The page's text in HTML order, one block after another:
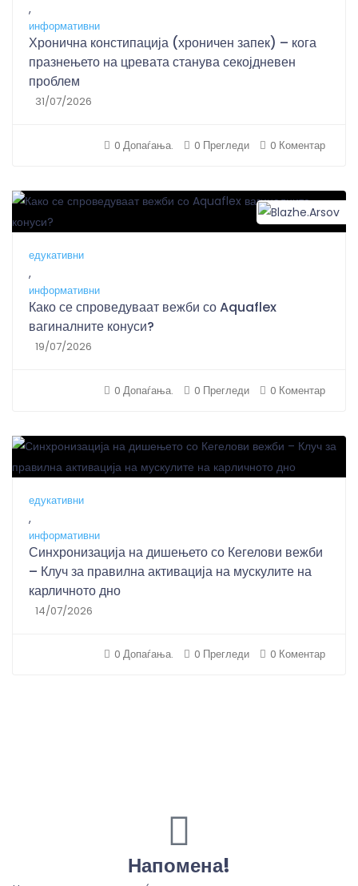
,
информативни
Хронична констипација (хроничен запек) – кога
празнењето на цревата станува секојдневен
проблем
31/07/2026
0 Допаѓања. 0 Прегледи 0 Коментар
едукативни
,
информативни
Како се спроведуваат вежби со Aquaflex
вагиналните конуси?
19/07/2026
0 Допаѓања. 0 Прегледи 0 Коментар
едукативни
,
информативни
Синхронизација на дишењето со Кегелови вежби
– Клуч за правилна активација на мускулите на
карличното дно
14/07/2026
0 Допаѓања. 0 Прегледи 0 Коментар
Напомена!